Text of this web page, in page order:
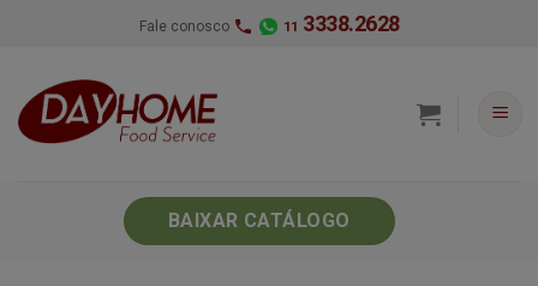
Fale conosco 11 3338.2628
BAIXAR CATÁLOGO